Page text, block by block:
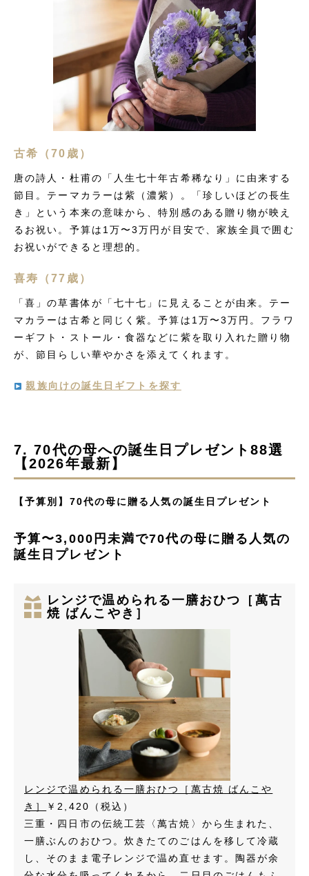
古希（70歳）
唐の詩人・杜甫の「人生七十年古希稀なり」に由来する
節目。テーマカラーは紫（濃紫）。「珍しいほどの長生
き」という本来の意味から、特別感のある贈り物が映え
るお祝い。予算は1万〜3万円が目安で、家族全員で囲む
お祝いができると理想的。
喜寿（77歳）
「喜」の草書体が「七十七」に見えることが由来。テー
マカラーは古希と同じく紫。予算は1万〜3万円。フラワ
ーギフト・ストール・食器などに紫を取り入れた贈り物
が、節目らしい華やかさを添えてくれます。
親族向けの誕生日ギフトを探す
7. 70代の母への誕生日プレゼント88選
【2026年最新】
【予算別】70代の母に贈る人気の誕生日プレゼント
予算〜3,000円未満で70代の母に贈る人気の
誕生日プレゼント
レンジで温められる一膳おひつ［萬古
焼 ばんこやき］
レンジで温められる一膳おひつ［萬古焼 ばんこや
き］
￥2,420（税込）
三重・四日市の伝統工芸〈萬古焼〉から生まれた、
一膳ぶんのおひつ。炊きたてのごはんを移して冷蔵
し、そのまま電子レンジで温め直せます。陶器が余